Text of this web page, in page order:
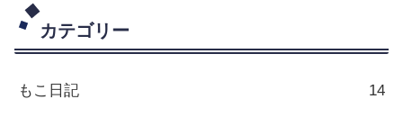
カテゴリー
もこ日記 14